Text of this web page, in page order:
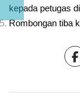
kepada petugas
Rombongan tiba